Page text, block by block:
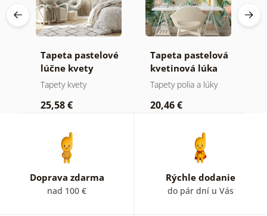
Tapeta pastelové
lúčne kvety
Tapety kvety
25,58 €
Tapeta pastelová
kvetinová lúka
Tapety polia a lúky
20,46 €
Doprava zdarma
nad 100 €
Rýchle dodanie
do pár dní u Vás